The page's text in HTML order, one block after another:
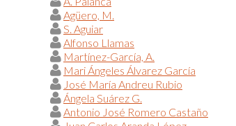
Agüero, M.
S. Aguiar
Alfonso Llamas
Martínez-García, A.
Mari Ángeles Álvarez García
José María Andreu Rubio
Ángela Suárez G.
Antonio José Romero Castaño